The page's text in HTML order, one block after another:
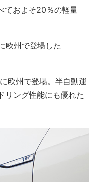
ておよそ20％の軽量
欧州で登場した
欧州で登場。半自動運
リング性能にも優れた